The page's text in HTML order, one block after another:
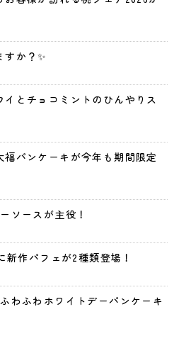
か？✨
とチョコミントのひんやりス
パンケーキが今年も期間限定
ソースが主役！
作パフェが2種類登場！
わふわホワイトデーパンケーキ